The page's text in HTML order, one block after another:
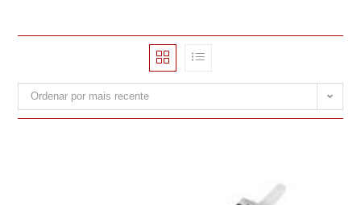
Ordenar por mais recente